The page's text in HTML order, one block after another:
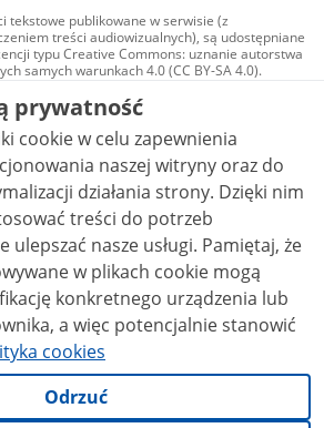
tekstowe publikowane w serwisie (z
treści audiowizualnych), są udostępniane
typu Creative Commons: uznanie autorstwa
samych warunkach 4.0 (CC BY-SA 4.0).
audiowizualne, w tym zdjęcia, materiały
i wideo, są udostępniane na licencji typu
Commons: uznanie autorstwa użycie
- bez utworów zależnych 4.0 (CC BY-
4.0), o ile nie jest to stwierdzone inaczej.
prywatność
cookie w celu zapewnienia
naszej witryny oraz do
działania strony. Dzięki nim
treści do potrzeb
nasze usługi. Pamiętaj, że
w plikach cookie mogą
konkretnego urządzenia lub
a więc potencjalnie stanowić
cookies
Odrzuć